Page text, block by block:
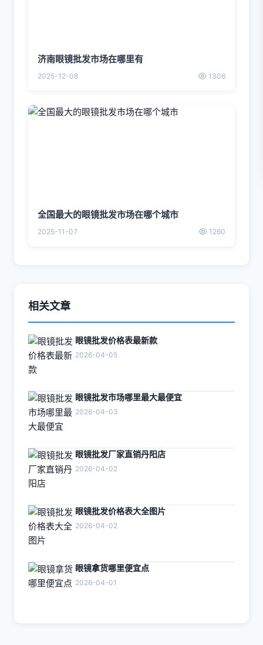
济南眼镜批发市场在哪里有
2025-12-08 1306
全国最大的眼镜批发市场在哪个城市
2025-11-07 1260
相关文章
眼镜批发价格表最新款
2026-04-05
眼镜批发市场哪里最大最便宜
2026-04-03
眼镜批发厂家直销丹阳店
2026-04-02
眼镜批发价格表大全图片
2026-04-02
眼镜拿货哪里便宜点
2026-04-01